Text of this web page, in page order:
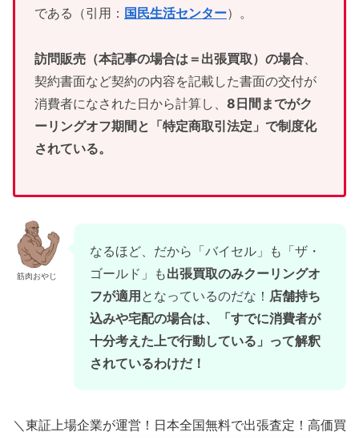
である（引用： 国民生活センター）。
訪問販売（本記事の場合は＝出張買取）の場合
契約書面など契約の内容を記載した書面の交付が
消費者になされた日から計算し、 8日間までがク
ーリングオフ期間と「特定商取引法定」で制度化
されている。
筋肉おやじ
なるほど、だから「バイセル」も「ザ・
ゴールド」も出張買取のみクーリングオ
フが適用 となっているのだな！ 店舗持ち
込みや宅配の場合は、「すでに消費者が
十分考えた上で行動している」って解釈
されているわけだ！
＼東証上場企業が運営！日本全国無料で出張査定！高価買